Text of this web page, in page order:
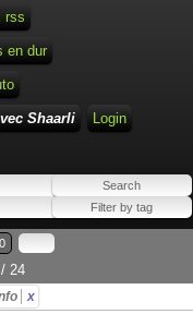
rss
en dur
Shaarli Login
24
x